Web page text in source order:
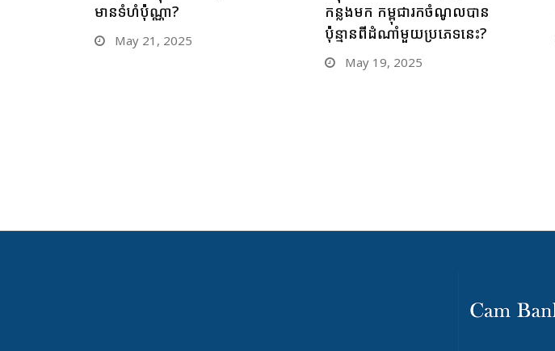
មានទំហំប៉ុណ្ណា?
May 21, 2025
កន្លងមក កម្ពុជារកចំណូលបាន
ប៉ុន្មានពីដំណាំមួយប្រភេទនេះ?
May 19, 2025